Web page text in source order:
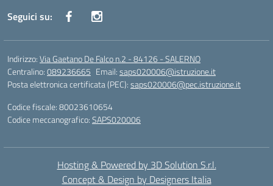
Seguici su:
Indirizzo:Via Gaetano De Falco n.2 - 84126 - SALERNO
Centralino:089236665 Email:saps020006@istruzione.it
Posta elettronica certificata (PEC):saps020006@pec.istruzione.it
Codice fiscale: 80023610654
Codice meccanografico:SAPS020006
Hosting & Powered by 3D Solution S.r.l.
Concept & Design by Designers Italia